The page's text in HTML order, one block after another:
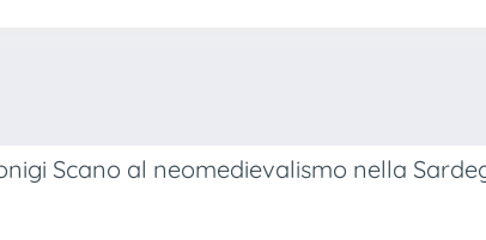
Scano al neomedievalismo nella